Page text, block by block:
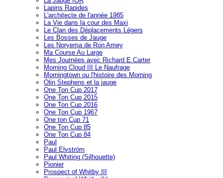
Lapins Rapides
L'architecte de l'année 1985
La Vie dans la cour des Maxi
Le Clan des Déplacements Légers
Les Bosses de Jauge
Les Noryema de Ron Amey
Ma Course Au Large
Mes Journées avec Richard E.Carter
Morning Cloud III Le Naufrage
Morningtown ou l'histoire des Morning
Olin Stephens et la jauge
One Ton Cup 2017
One Ton Cup 2015
One Ton Cup 2016
One Ton Cup 1967
One ton Cup 71
One Ton Cup 85
One Ton Cup 84
Paul
Paul Elvström
Paul Whiting (Silhouette)
Pionier
Prospect of Whitby III